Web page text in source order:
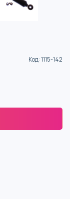
Код:1115-142